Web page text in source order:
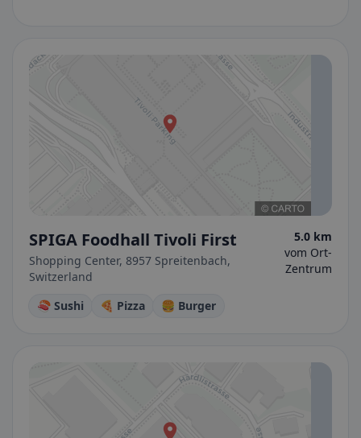
SPIGA Foodhall Tivoli First
Shopping Center, 8957 Spreitenbach,
Switzerland
5.0 km
vom Ort-
Zentrum
🍣 Sushi 🍕 Pizza 🍔 Burger